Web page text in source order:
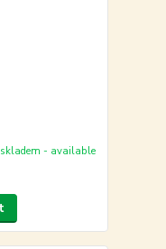
skladem - available